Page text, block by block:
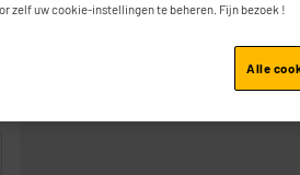
Toevoegen aan
zelf uw cookie-instellingen te beheren. Fijn bezoek !
Alle